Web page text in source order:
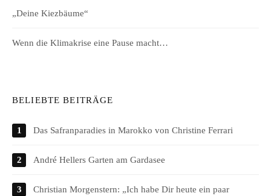
„Deine Kiezbäume“
Wenn die Klimakrise eine Pause macht…
BELIEBTE BEITRÄGE
Das Safranparadies in Marokko von Christine Ferrari
André Hellers Garten am Gardasee
Christian Morgenstern: „Ich habe Dir heute ein paar